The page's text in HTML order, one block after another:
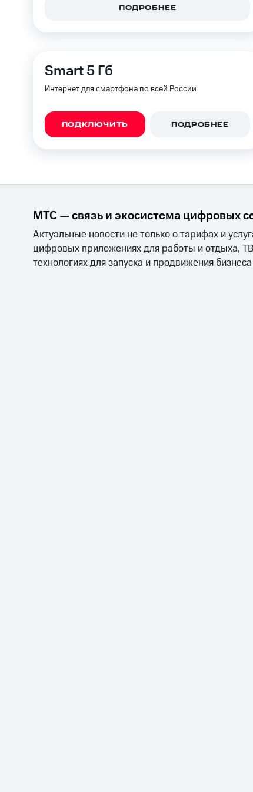
ПОДРОБНЕЕ
Smart 5 Гб
Интернет для смартфона по всей России
ПОДКЛЮЧИТЬ ПОДРОБНЕЕ
МТС — связь и экосистема цифровых
Актуальные новости не только о тарифах и
цифровых приложениях для работы и отдыха,
технологиях для запуска и продвижения